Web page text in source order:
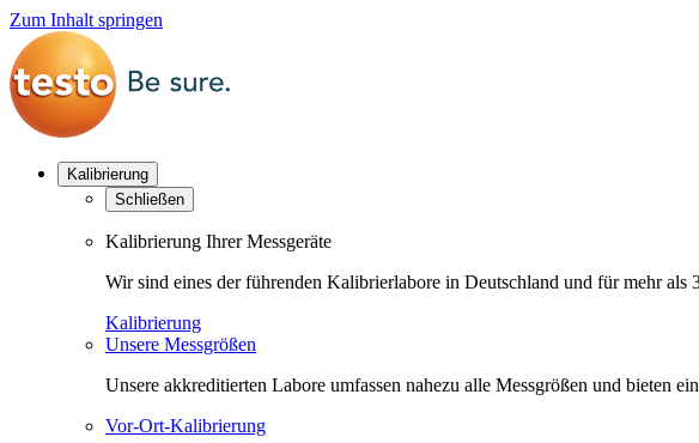
Zum Inhalt springen
Kalibrierung
Schließen
Kalibrierung Ihrer Messgeräte
Wir sind eines der führenden Kalibrierlabore in Deutschland und für mehr
Kalibrierung
Unsere Messgrößen
Unsere akkreditierten Labore umfassen nahezu alle Messgrößen und bieten
Vor-Ort-Kalibrierung